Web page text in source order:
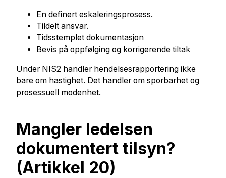
En definert eskaleringsprosess.
Tildelt ansvar.
Tidsstemplet dokumentasjon
Bevis på oppfølging og korrigerende tiltak
Under NIS2 handler hendelsesrapportering ikke
bare om hastighet. Det handler om sporbarhet og
prosessuell modenhet.
Mangler ledelsen
dokumentert tilsyn?
(Artikkel 20)